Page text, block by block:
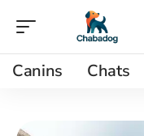
Canins Chats